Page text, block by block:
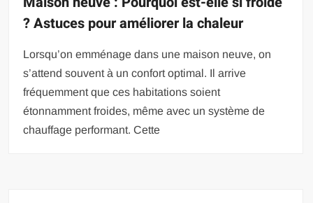
? Astuces pour améliorer la chaleur
Lorsqu’on emménage dans une maison neuve, on
s’attend souvent à un confort optimal. Il arrive
fréquemment que ces habitations soient
étonnamment froides, même avec un système de
chauffage performant. Cette